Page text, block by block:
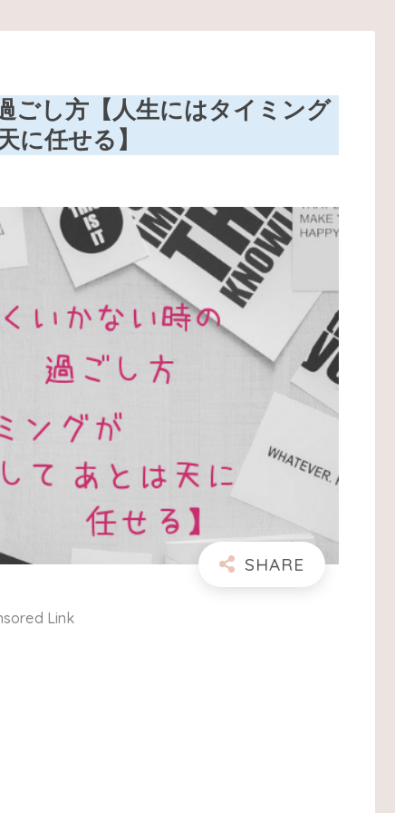
ごし方【人生にはタイミング
に任せる】
Link